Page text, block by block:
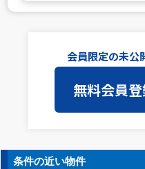
4. 個人情報取扱いの
当社は事業運営上、前項
を外部に委託することが
護水準の高い委託先を選
保持についての契約を交
5. 個人情報の開示等の
会員限定の未公
無料会員
条件の近い物件